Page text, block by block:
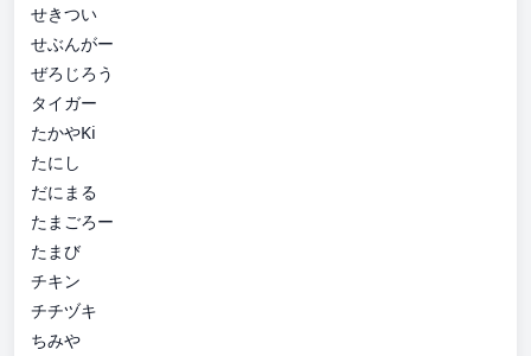
せきつい
せぶんがー
ぜろじろう
タイガー
たかやKi
たにし
だにまる
たまごろー
たまび
チキン
チチヅキ
ちみや